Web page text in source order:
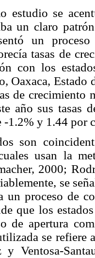
estudio se
un claro
un
tasas de
con los
Oaxaca,
de crecimiento
año sus tasas
-1.2% y 1.44 por
son
usan la
2000;
se
un proceso de
que los
de apertura
se refiere
y Ventosa-